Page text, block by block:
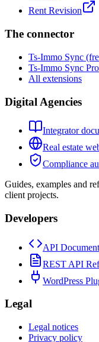
Rent Revision
The connector
Ts-Immo Sync
Ts-Immo Sync Pro
All extensions
Digital Agencies
Integrator
Real estate
Compliance
Guides, examples and
client projects.
Developers
API
REST API
WordPress
Legal
Legal notices
Privacy policy